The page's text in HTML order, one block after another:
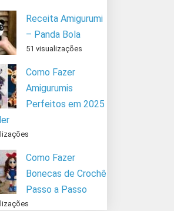
Receita Amigurumi
– Panda Bola
51 visualizações
Como Fazer
Amigurumis
Perfeitos em 2025
Como Fazer
Bonecas de Crochê
Passo a Passo